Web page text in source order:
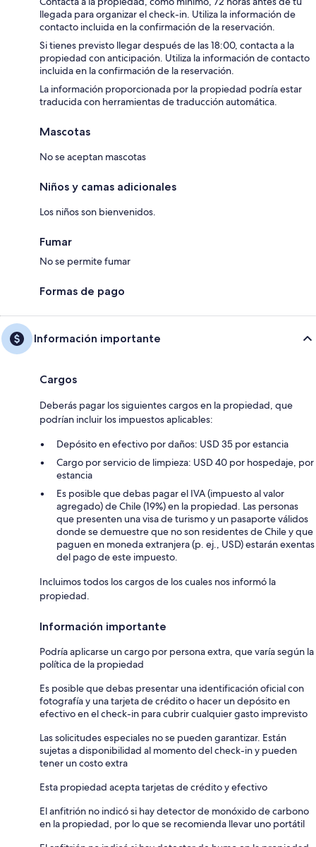
llegada para organizar el check-in. Utiliza la información de
contacto incluida en la confirmación de la reservación.
Si tienes previsto llegar después de las 18:00, contacta a la
propiedad con anticipación. Utiliza la información de contacto
incluida en la confirmación de la reservación.
La información proporcionada por la propiedad podría estar
traducida con herramientas de traducción automática.
Mascotas
No se aceptan mascotas
Niños y camas adicionales
Los niños son bienvenidos.
Fumar
No se permite fumar
Formas de pago
Información importante
Cargos
Deberás pagar los siguientes cargos en la propiedad, que
podrían incluir los impuestos aplicables:
Depósito en efectivo por daños: USD 35 por estancia
Cargo por servicio de limpieza: USD 40 por hospedaje, por
estancia
Es posible que debas pagar el IVA (impuesto al valor
agregado) de Chile (19%) en la propiedad. Las personas
que presenten una visa de turismo y un pasaporte válidos
donde se demuestre que no son residentes de Chile y que
paguen en moneda extranjera (p. ej., USD) estarán exentas
del pago de este impuesto.
Incluimos todos los cargos de los cuales nos informó la
propiedad.
Información importante
Podría aplicarse un cargo por persona extra, que varía según la
política de la propiedad
Es posible que debas presentar una identificación oficial con
fotografía y una tarjeta de crédito o hacer un depósito en
efectivo en el check-in para cubrir cualquier gasto imprevisto
Las solicitudes especiales no se pueden garantizar. Están
sujetas a disponibilidad al momento del check-in y pueden
tener un costo extra
Esta propiedad acepta tarjetas de crédito y efectivo
El anfitrión no indicó si hay detector de monóxido de carbono
en la propiedad, por lo que se recomienda llevar uno portátil